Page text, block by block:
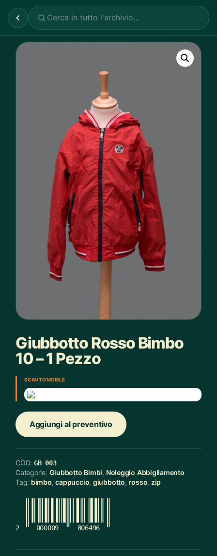
Giubbotto Rosso Bimbo
10 – 1 Pezzo
SCAN TO MOBILE
Aggiungi al preventivo
COD: GB 003
Categorie: Giubbotto Bimbi, Noleggio Abbigliamento
Tag: bimbo,cappuccio, giubbotto, rosso, zip
2 000009 806496